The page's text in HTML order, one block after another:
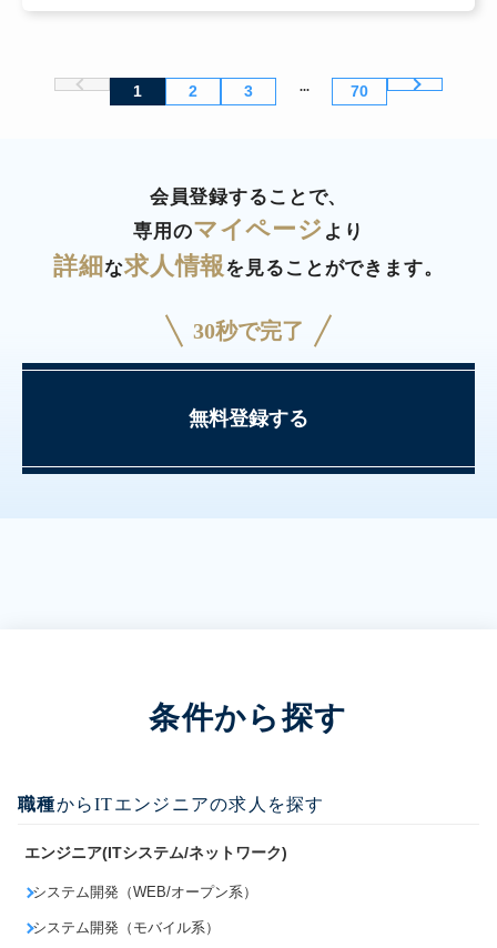
1 2 3 ... 70
会員登録することで、
専用のマイページ より
詳細な求人情報を見ることができます。
30秒で完了
無料登録する
条件から探す
職種からITエンジニアの求人を探す
エンジニア(ITシステム/ネットワーク)
システム開発（WEB/オープン系）
システム開発（モバイル系）